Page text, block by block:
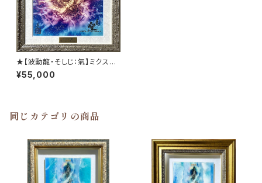
★【波動龍・そしじ：氣】ミクスド
メディア・ジークレー
¥55,000
同じカテゴリの商品